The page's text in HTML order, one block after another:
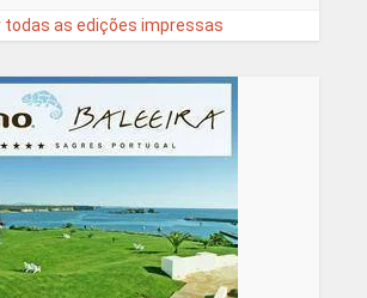
todas as edições impressas